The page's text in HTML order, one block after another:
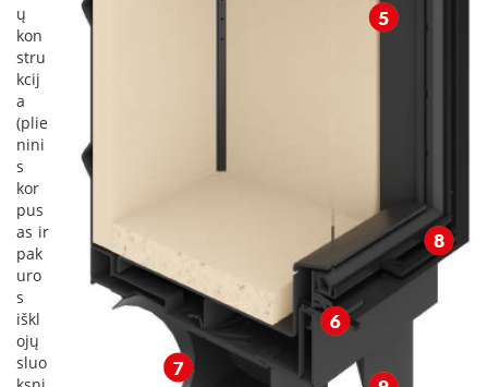
u
v
a
n
d
e
n
s
k
o
n
t
ū
r
u
Ž
i
d
ų
kon
stru
kcij
a
(plie
nini
s
kor
pus
as ir
pak
uro
s
iškl
ojų
sluo